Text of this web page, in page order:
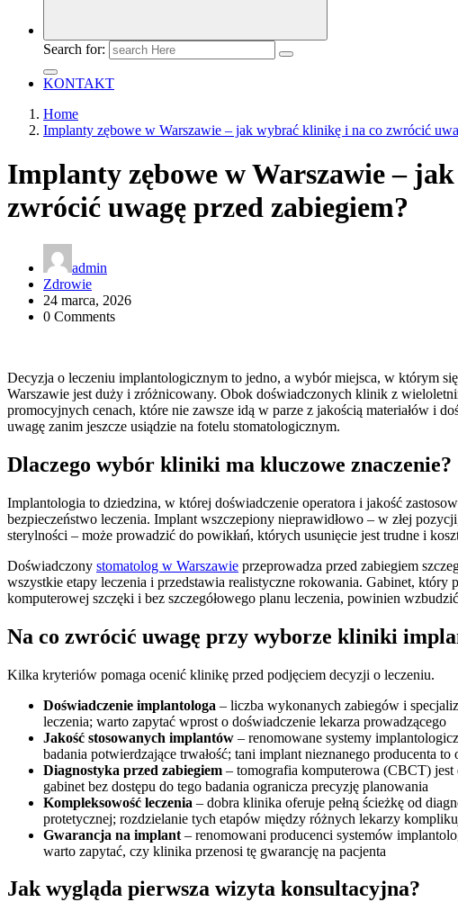
Search for:
KONTAKT
Home
Implanty zębowe w Warszawie – jak wybrać klinikę i na co zwrócić
Implanty zębowe w Warszawie –
zwrócić uwagę przed zabiegiem?
admin
Zdrowie
24 marca, 2026
0 Comments
Decyzja o leczeniu implantologicznym to jedno, a wybór miejsca, w którym
Warszawie jest duży i zróżnicowany. Obok doświadczonych klinik z
promocyjnych cenach, które nie zawsze idą w parze z jakością materiałów i
uwagę zanim jeszcze usiądzie na fotelu stomatologicznym.
Dlaczego wybór kliniki ma kluczowe znaczenie?
Implantologia to dziedzina, w której doświadczenie operatora i jakość
bezpieczeństwo leczenia. Implant wszczepiony nieprawidłowo – w złej
sterylności – może prowadzić do powikłań, których usunięcie jest trudne i
Doświadczony stomatolog w Warszawie przeprowadza przed zabiegiem
wszystkie etapy leczenia i przedstawia realistyczne rokowania. Gabinet, który
komputerowej szczęki i bez szczegółowego planu leczenia, powinien
Na co zwrócić uwagę przy wyborze kliniki
Kilka kryteriów pomaga ocenić klinikę przed podjęciem decyzji o leczeniu.
Doświadczenie implantologa – liczba wykonanych zabiegów i
leczenia; warto zapytać wprost o doświadczenie lekarza prowadzącego
Jakość stosowanych implantów – renomowane systemy
badania potwierdzające trwałość; tani implant nieznanego producenta to
Diagnostyka przed zabiegiem – tomografia komputerowa (CBCT)
gabinet bez dostępu do tego badania ogranicza precyzję planowania
Kompleksowość leczenia – dobra klinika oferuje pełną ścieżkę od
protetycznej; rozdzielanie tych etapów między różnych lekarzy
Gwarancja na implant – renomowani producenci systemów
warto zapytać, czy klinika przenosi tę gwarancję na pacjenta
Jak wygląda pierwsza wizyta konsultacyjna?